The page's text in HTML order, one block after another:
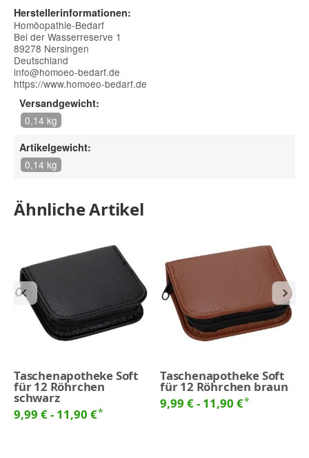
Herstellerinformationen:
Homöopathie-Bedarf
Bei der Wasserreserve 1
89278 Nersingen
Deutschland
info@homoeo-bedarf.de
https://www.homoeo-bedarf.de
Versandgewicht:
0,14 kg
Artikelgewicht:
0,14 kg
Ähnliche Artikel
Taschenapotheke Soft
für 12 Röhrchen
schwarz
9,99 € - 11,90 €*
Taschenapotheke Soft
für 12 Röhrchen braun
9,99 € - 11,90 €*